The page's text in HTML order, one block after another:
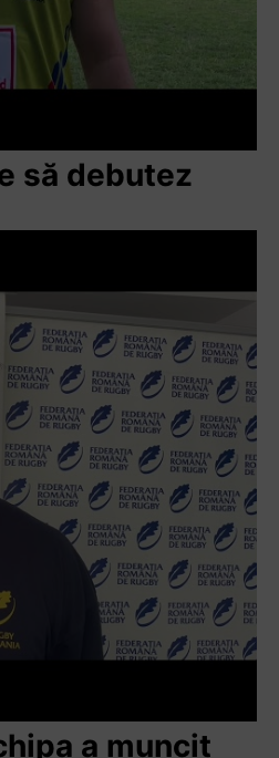
să debutez
a muncit